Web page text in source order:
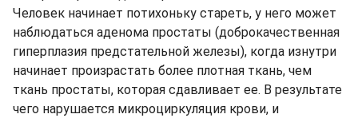
Человек начинает потихоньку стареть, у него может
наблюдаться аденома простаты (доброкачественная
гиперплазия предстательной железы), когда изнутри
начинает произрастать более плотная ткань, чем
ткань простаты, которая сдавливает ее. В результате
чего нарушается микроциркуляция крови, и